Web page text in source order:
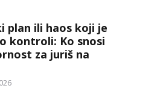
plan ili haos koji je
kontroli: Ko snosi
za juriš na